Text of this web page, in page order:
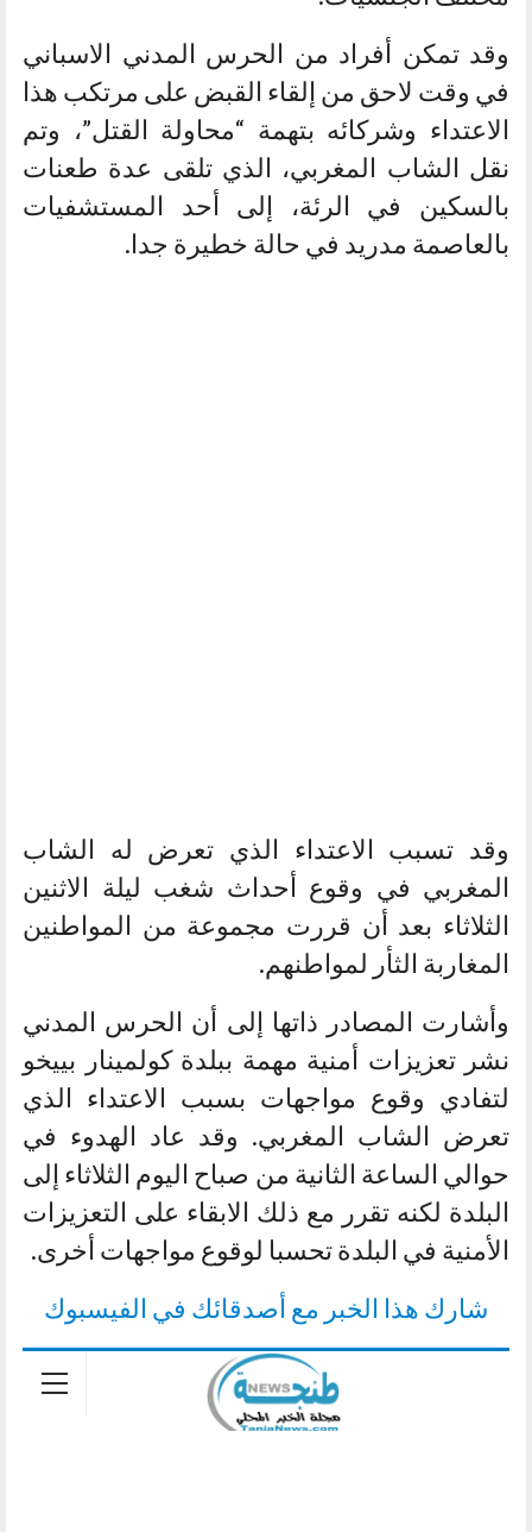
وقد تمكن أفراد من الحرس المدني الاسباني
في وقت لاحق من إلقاء القبض على مرتكب هذا
الاعتداء وشركائه بتهمة “محاولة القتل”، وتم
نقل الشاب المغربي، الذي تلقى عدة طعنات
بالسكين في الرئة، إلى أحد المستشفيات
بالعاصمة مدريد في حالة خطيرة جدا.
وقد تسبب الاعتداء الذي تعرض له الشاب
المغربي في وقوع أحداث شغب ليلة الاثنين
الثلاثاء بعد أن قررت مجموعة من المواطنين
المغاربة الثأر لمواطنهم.
وأشارت المصادر ذاتها إلى أن الحرس المدني
نشر تعزيزات أمنية مهمة ببلدة كولمينار بييخو
لتفادي وقوع مواجهات بسبب الاعتداء الذي
تعرض الشاب المغربي. وقد عاد الهدوء في
حوالي الساعة الثانية من صباح اليوم الثلاثاء إلى
البلدة لكنه تقرر مع ذلك الابقاء على التعزيزات
الأمنية في البلدة تحسبا لوقوع مواجهات أخرى.
شارك هذا الخبر مع أصدقائك في الفيسبوك